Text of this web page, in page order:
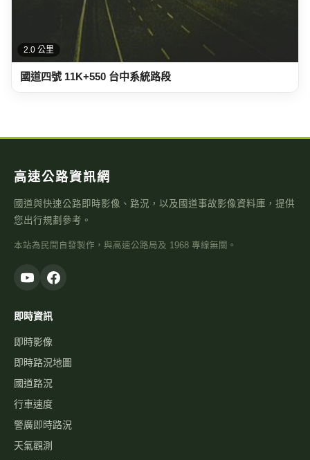
2.0 公里
國道四號 11K+550 台中系統路段
高速公路資訊網
國道與快速公路即時影像、路況，以及國道事故影像資料庫，提供
您出行規劃參考。
本站為民間自發製作，與高速公路局及 1968 專線無關。
即時資訊
即時影像
即時路況地圖
國道路況
行車速度
警廣即時路況
天氣觀測